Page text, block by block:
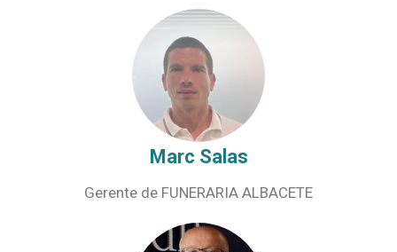
Marc Salas
Gerente de FUNERARIA ALBACETE